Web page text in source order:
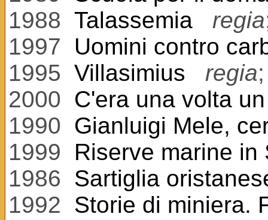
1988 Talassemia regia
1997 Uomini contro
1995 Villasimius regia;
2000 C'era una volta
1990 Gianluigi Mele,
1999 Riserve marine in
1986 Sartiglia
1992 Storie di miniera.